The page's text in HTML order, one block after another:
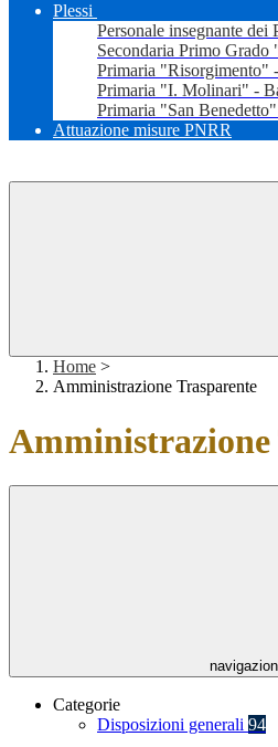
Plessi
Personale insegnante dei
Secondaria Primo
Primaria "Risorgimento"
Primaria "I. Molinari" -
Primaria "San
Attuazione misure PNRR
Home >
Amministrazione Trasparente
Amministrazione
Categorie
Disposizioni generali 94